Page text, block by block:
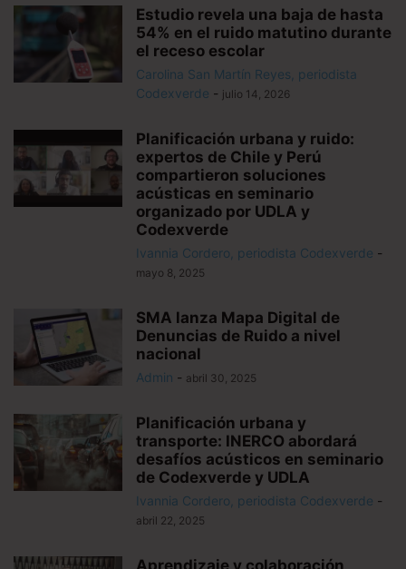
Estudio revela una baja de hasta
54% en el ruido matutino durante
el receso escolar
Carolina San Martín Reyes, periodista
Codexverde - julio 14, 2026
Planificación urbana y ruido:
expertos de Chile y Perú
compartieron soluciones
acústicas en seminario
organizado por UDLA y
Codexverde
Ivannia Cordero, periodista Codexverde -
mayo 8, 2025
SMA lanza Mapa Digital de
Denuncias de Ruido a nivel
nacional
Admin - abril 30, 2025
Planificación urbana y
transporte: INERCO abordará
desafíos acústicos en seminario
de Codexverde y UDLA
Ivannia Cordero, periodista Codexverde -
abril 22, 2025